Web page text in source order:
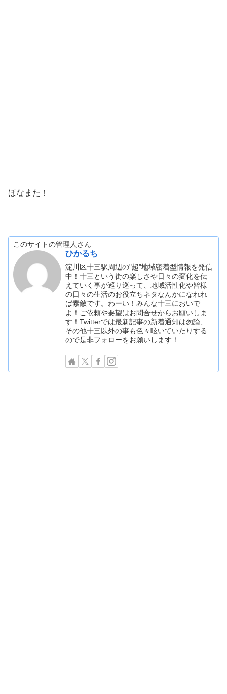
ほなまた！
このサイトの管理人さん
ひかるち
淀川区十三駅周辺の"超"地域密着型情報を発信
中！十三という街の楽しさや日々の変化を伝
えていく事が巡り巡って、地域活性化や皆様
の日々の生活のお役立ちネタなんかになれれ
ば素敵です。わーい！みんな十三においで
よ！ご依頼や要望はお問合せからお願いしま
す！Twitterでは最新記事の新着通知は勿論、
その他十三以外の事も色々呟いていたりする
ので是非フォローをお願いします！